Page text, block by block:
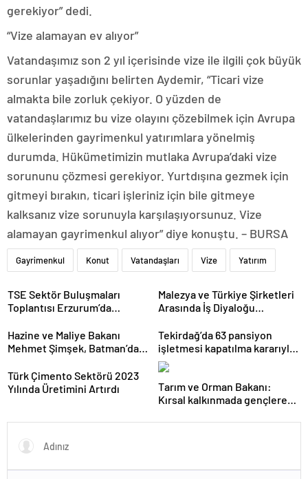
gerekiyor” dedi.
“Vize alamayan ev alıyor”
Vatandaşımız son 2 yıl içerisinde vize ile ilgili çok büyük
sorunlar yaşadığını belirten Aydemir, “Ticari vize
almakta bile zorluk çekiyor. O yüzden de
vatandaşlarımız bu vize olayını çözebilmek için Avrupa
ülkelerinden gayrimenkul yatırımlara yönelmiş
durumda. Hükümetimizin mutlaka Avrupa’daki vize
sorununu çözmesi gerekiyor. Yurtdışına gezmek için
gitmeyi bırakın, ticari işleriniz için bile gitmeye
kalksanız vize sorunuyla karşılaşıyorsunuz. Vize
alamayan gayrimenkul alıyor” diye konuştu. – BURSA
Gayrimenkul Konut Vatandaşları Vize Yatırım
TSE Sektör Buluşmaları
Toplantısı Erzurum’da
Malezya ve Türkiye Şirketleri
Arasında İş Diyaloğu
Hazine ve Maliye Bakanı
Mehmet Şimşek, Batman’da
yapacak bir fabrikanın
açılışını gerçekleştirdi
Tekirdağ’da 63 pansiyon
işletmesi kapatılma kararıyla
karşı karşıya
Türk Çimento Sektörü 2023
Yılında Üretimini Artırdı
Tarım ve Orman Bakanı:
Kırsal kalkınmada gençlere
yapıyoruz